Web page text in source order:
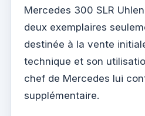
Mercedes 300 SLR
deux exemplaires
destinée à la vente
technique et son
chef de Mercedes lui
supplémentaire.